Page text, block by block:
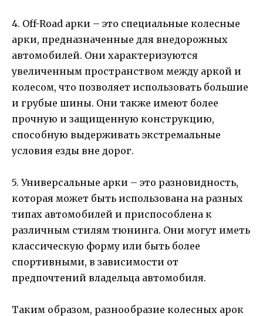
4. Off-Road арки – это специальные колесные
арки, предназначенные для внедорожных
автомобилей. Они характеризуются
увеличенным пространством между аркой и
колесом, что позволяет использовать большие
и грубые шины. Они также имеют более
прочную и защищенную конструкцию,
способную выдерживать экстремальные
условия езды вне дорог.
5. Универсальные арки – это разновидность,
которая может быть использована на разных
типах автомобилей и приспособлена к
различным стилям тюнинга. Они могут иметь
классическую форму или быть более
спортивными, в зависимости от
предпочтений владельца автомобиля.
Таким образом, разнообразие колесных арок